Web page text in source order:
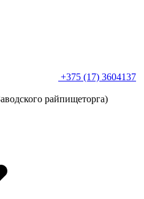
+375 (17) 3604137
райпищеторга)